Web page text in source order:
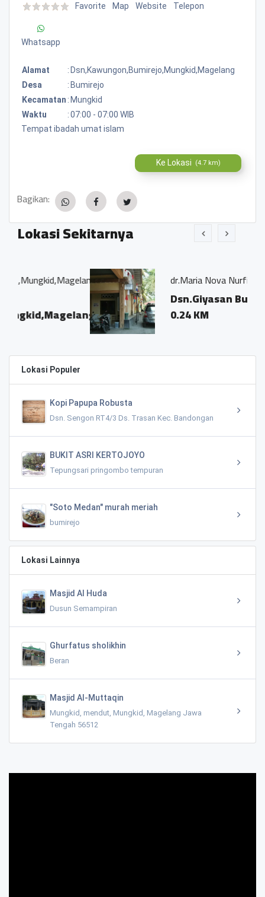
Favorite Map Website Telepon
Whatsapp
Alamat : Dsn,kawungon,bumirejo,mungkid,magelang
Desa
: Bumirejo
Kecamatan : Mungkid
Waktu
:07:00 - 07:00 WIB
Tempat ibadah umat islam
Ke Lokasi (4.7 km)
Bagikan:
Lokasi Sekitarnya
dr.Maria Nova Nurfitri
Dsn.Giyasan Bumirejo
0.24 KM
Lokasi Populer
Kopi Papupa Robusta
Dsn. Sengon RT4/3 Ds. Trasan Kec. Bandongan
BUKIT ASRI KERTOJOYO
Tepungsari pringombo tempuran
"Soto Medan" murah meriah
bumirejo
Lokasi Lainnya
Masjid Al Huda
Dusun Semampiran
Ghurfatus sholikhin
Beran
Masjid Al-Muttaqin
Mungkid, mendut, Mungkid, Magelang Jawa
Tengah 56512